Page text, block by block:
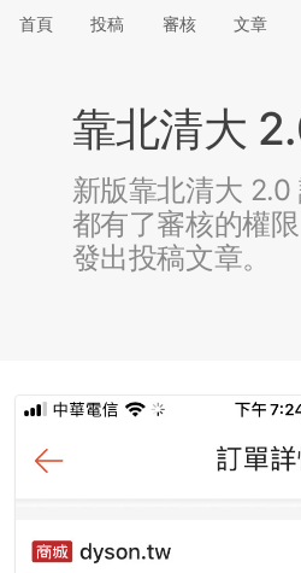
首頁 投稿 審核 文章
靠北清大
新版靠北清大 2.0
都有了審核的權
發出投稿文章。